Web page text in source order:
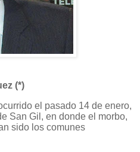
(*)
el pasado 14 de enero,
San Gil, en donde el morbo,
sido los comunes